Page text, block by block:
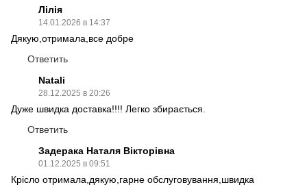
Лілія
14.01.2026 в 14:37
Дякую,отримала,все добре
Ответить
Natali
28.12.2025 в 20:26
Дуже швидка доставка!!!! Легко збирається.
Ответить
Задерака Наталя Вікторівна
01.12.2025 в 09:51
Крісло отримала,дякую,гарне обслуговування,швидка